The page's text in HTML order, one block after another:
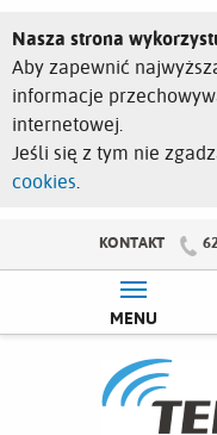
Nasza strona
Aby zapewnić
informacje
internetowej.
Jeśli się z tym nie
cookies.
KONTAKT
MENU